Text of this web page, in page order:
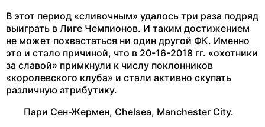
В этот период «сливочным» удалось три раза подряд
выиграть в Лиге Чемпионов. И таким достижением
не может похвастаться ни один другой ФК. Именно
это и стало причиной, что в 20-16-2018 гг. «охотники
за славой» примкнули к числу поклонников
«королевского клуба» и стали активно скупать
различную атрибутику.
Пари Сен-Жермен, Chelsea, Manchester City.